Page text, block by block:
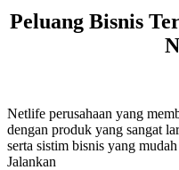
Peluang Bisnis
Netlife perusahaan yang
dengan produk yang sangat
serta sistim bisnis yang
Jalankan